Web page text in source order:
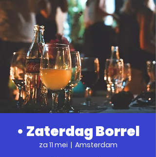
• Zaterdag Borrel
za 11 mei
  |
Amsterdam